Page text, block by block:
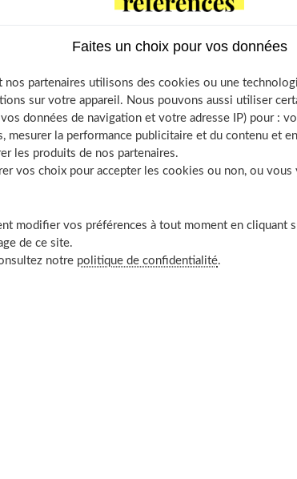
votre chevelure
certaines rides
de cheveux à
Faites un choix pour vos données
nos partenaires utilisons des cookies ou une
sur votre appareil. Nous pouvons aussi utiliser
données de navigation et votre adresse IP) pour :
mesurer la performance publicitaire et du contenu et
les produits de nos partenaires.
vos choix pour accepter les cookies ou non, ou vous
modifier vos préférences à tout moment en cliquant
de ce site.
notre politique de confidentialité.